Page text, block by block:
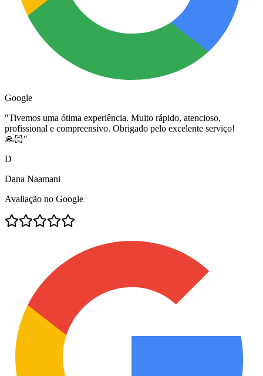
Google
"Tivemos uma ótima experiência. Muito rápido, atencioso,
profissional e compreensivo. Obrigado pelo excelente serviço!
🙏🏻"
D
Dana Naamani
Avaliação no Google